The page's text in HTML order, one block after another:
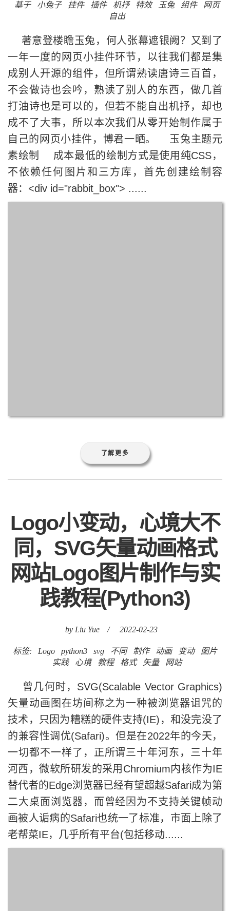
基于
小兔子 挂件 插件 机抒 特效 玉兔 组件
网页
自出
著意登楼瞻玉兔，何人张幕遮银阙？又到了
一年一度的网页小挂件环节，以往我们都是集
成别人开源的组件，但所谓熟读唐诗三百首，
不会做诗也会吟，熟读了别人的东西，做几首
打油诗也是可以的，但若不能自出机抒，却也
成不了大事，所以本次我们从零开始制作属于
自己的网页小挂件，博君一晒。 玉兔主题元
素绘制 成本最低的绘制方式是使用纯CSS，
不依赖任何图片和三方库，首先创建绘制容
器：<div id="rabbit_box"> ......
了解更多
Logo小变动，心境大不
同，SVG矢量动画格式
网站Logo图片制作与实
践教程(Python3)
by Liu Yue / 2022-02-23
标签: Logo python3 svg 不同 制作 动画 变动
图片
实践
心境 教程 格式 矢量 网站
曾几何时，SVG(Scalable Vector Graphics)
矢量动画图在坊间称之为一种被浏览器诅咒的
技术，只因为糟糕的硬件支持(IE)，和没完没了
的兼容性调优(Safari)。但是在2022年的今天，
一切都不一样了，正所谓三十年河东，三十年
河西，微软所研发的采用Chromium内核作为IE
替代者的Edge浏览器已经有望超越Safari成为第
二大桌面浏览器，而曾经因为不支持关键帧动
画被人诟病的Safari也统一了标准，市面上除了
老帮菜IE，几乎所有平台(包括移动......